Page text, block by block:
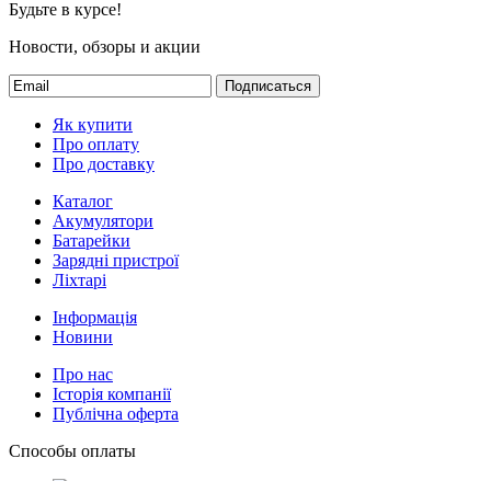
Будьте в курсе!
Новости, обзоры и акции
Подписаться
Як купити
Про оплату
Про доставку
Каталог
Акумулятори
Батарейки
Зарядні пристрої
Ліхтарі
Інформація
Новини
Про нас
Історія компанії
Публічна оферта
Способы оплаты